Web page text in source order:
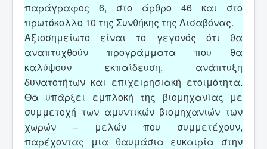
παράγραφος 6, στο άρθρο 46 και στο
πρωτόκολλο 10 της Συνθήκης της Λισαβόνας.
Αξιοσημείωτο είναι το γεγονός ότι θα
αναπτυχθούν προγράμματα που θα
καλύψουν εκπαίδευση, ανάπτυξη
δυνατοτήτων και επιχειρησιακή ετοιμότητα.
Θα υπάρξει εμπλοκή της βιομηχανίας με
συμμετοχή των αμυντικών βιομηχανιών των
χωρών – μελών που συμμετέχουν,
παρέχοντας μια θαυμάσια ευκαιρία στην